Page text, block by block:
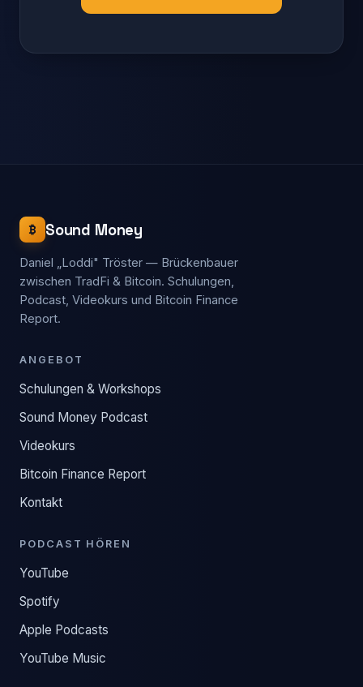
₿ Sound Money
Daniel „Loddi" Tröster — Brückenbauer
zwischen TradFi & Bitcoin. Schulungen,
Podcast, Videokurs und Bitcoin Finance
Report.
ANGEBOT
Schulungen & Workshops
Sound Money Podcast
Videokurs
Bitcoin Finance Report
Kontakt
PODCAST HÖREN
YouTube
Spotify
Apple Podcasts
YouTube Music